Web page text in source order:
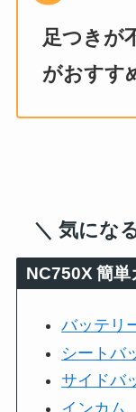
足つきが
がおすす
＼ 気にな
NC750X 簡単
バッテリ
シートバ
サイドバ
インカム